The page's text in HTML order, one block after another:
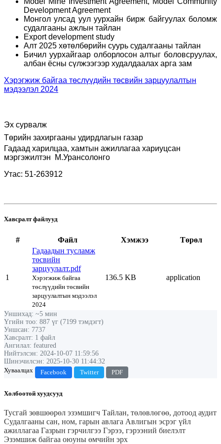
Development Agreement
Монгол улсад уул уурхайн бирж байгуулах боломж
судалгааны ажлын тайлан
Export development study
Алт 2025 хөтөлбөрийн суурь судалгааны тайлан
Бичил уурхайгаар олборлосон алтыг боловсруулах,
албан ёсны сүлжээгээр худалдаалах арга зам
Хэрэгжиж байгаа төслүүдийн төсвийн зарцуулалтын
мэдээлэл 2024
Эх сурвалж
Төрийн захиргааны удирдлагын газар
Гадаад харилцаа, хамтын ажиллагаа хариуцсан
мэргэжилтэн
М.Урансолонго
Утас: 51-263912
Хавсралт файлууд
# Файл Хэмжээ Төрөл
1
Гадаадын тусламж
төсвийн
зарцуулалт.pdf
Хэрэгжиж байгаа
төслүүдийн төсвийн
зарцуулалтын мэдээлэл
2024
136.5 KB application
Уншихад: ~5 мин
Үгийн тоо: 887 үг (7199 тэмдэгт)
Уншсан: 7737
Хавсралт: 1 файл
Ангилал: featured
Нийтэлсэн: 2024-10-07 11:59:56
Шинэчилсэн: 2025-10-30 11:44:32
Хуваалцах
Facebook Twitter PDF
Холбоотой хуудсууд
Тусгай зөвшөөрөл эзэмшигч Тайлан, төлөвлөгөө, дотоод аудит
Судалгааны сан, ном, гарын авлага Авлигын эсрэг үйл
ажиллагаа Газрын гэрчилгээ Гэрээ, гэрээний биелэлт
Эзэмшиж байгаа оюуны өмчийн эрх